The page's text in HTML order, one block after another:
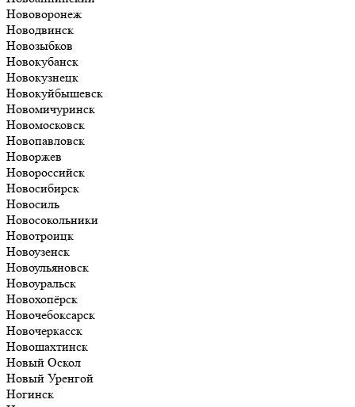
Нововоронеж
Новодвинск
Новозыбков
Новокубанск
Новокузнецк
Новокуйбышевск
Новомичуринск
Новомосковск
Новопавловск
Новоржев
Новороссийск
Новосибирск
Новосиль
Новосокольники
Новотроицк
Новоузенск
Новоульяновск
Новоуральск
Новохопёрск
Новочебоксарск
Новочеркасск
Новошахтинск
Новый Оскол
Новый Уренгой
Ногинск